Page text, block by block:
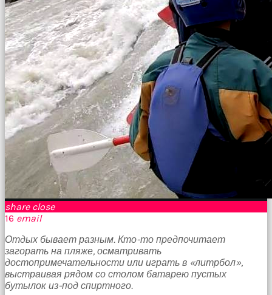
Bu
kadın
bir
süreliğine
ortadan
kaybolduğunda
evde
oda
oda
gezerek
onu
aramaya
başladım
brazzers
Onu
banyoda
gördüğümde
memelerinin
fotoğrafını
çekerken
yakaladım
porno
Bir
süre
share close
16 email
Отдых бывает разным. Кто-то предпочитает
загорать на пляже, осматривать
достопримечательности или играть в «литрбол»,
выстраивая рядом со столом батарею пустых
бутылок из-под спиртного.